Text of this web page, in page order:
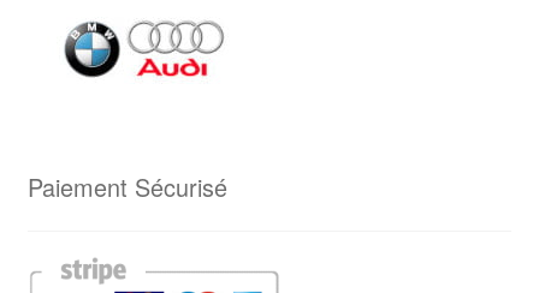
Paiement Sécurisé